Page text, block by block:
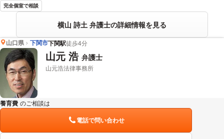
完全個室で相談
横山 詩土 弁護士の詳細情報を見る
山口県 下関市下関駅徒歩4分
山元 浩 弁護士
山元浩法律事務所
養育費 のご相談は
電話で問い合わせ